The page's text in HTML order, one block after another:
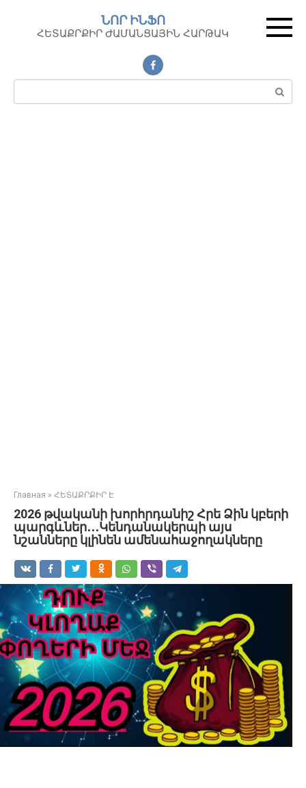
контенту
ՆՈՐ ԻՆՖՈ
ՀԵՏԱՔՐՔԻՐ ԺԱՄԱՆՑԱՅԻՆ ՀԱՐԹԱԿ
Поиск:
Главная » ՀԵՏԱՔՐՔԻՐ Է
2026 թվականի խորհրդանիշ Հրե Ձին կբերի
պարգևներ․․․Կենդանակերպի այս
նշանները կլինեն ամենահաջողակները